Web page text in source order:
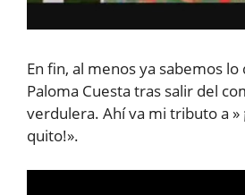
En fin, al menos ya sabemos
Paloma Cuesta tras salir del
verdulera. Ahí va mi tributo a »
quito!».